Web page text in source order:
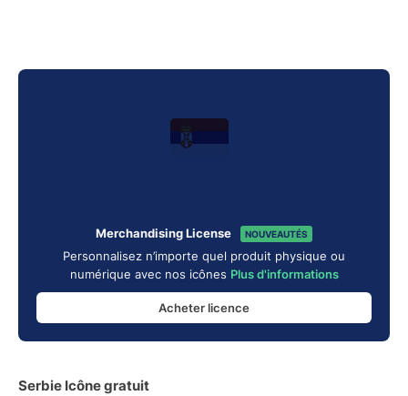
Merchandising License NOUVEAUTÉS
Personnalisez n’importe quel produit physique ou
numérique avec nos icônes Plus d'informations
Acheter licence
Serbie Icône gratuit